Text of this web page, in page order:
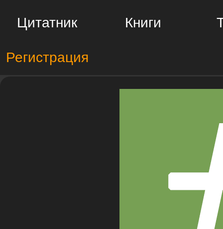
Цитатник Книги
Регистрация